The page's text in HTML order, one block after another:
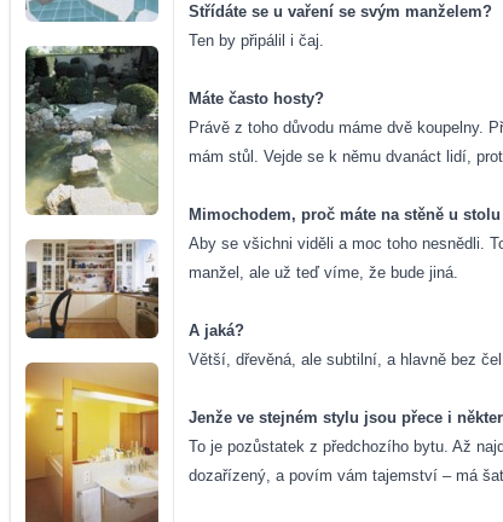
Střídáte se u vaření se svým manželem?
Ten by připálil i čaj.
Máte často hosty?
Právě z toho důvodu máme dvě koupelny.
mám stůl. Vejde se k němu dvanáct lidí,
Mimochodem, proč máte na stěně u
Aby se všichni viděli a moc toho nesnědli.
manžel, ale už teď víme, že bude jiná.
A jaká?
Větší, dřevěná, ale subtilní, a hlavně bez čel.
Jenže ve stejném stylu jsou přece i
To je pozůstatek z předchozího bytu. Až
dozařízený, a povím vám tajemství – má